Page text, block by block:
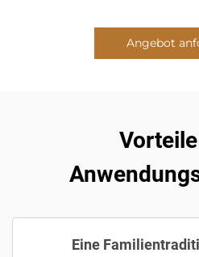
Angebot
Eine